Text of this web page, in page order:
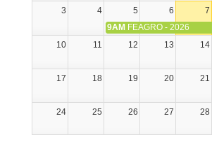
3
4 5 6 7
9AM FEAGRO - 2026
10
11 12 13 14
17 18 19 20 21
24 25 26 27 28